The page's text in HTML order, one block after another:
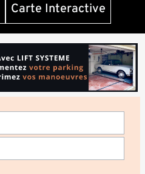
Carte Interactive